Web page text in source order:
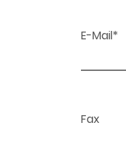
E-Mail*
Fax